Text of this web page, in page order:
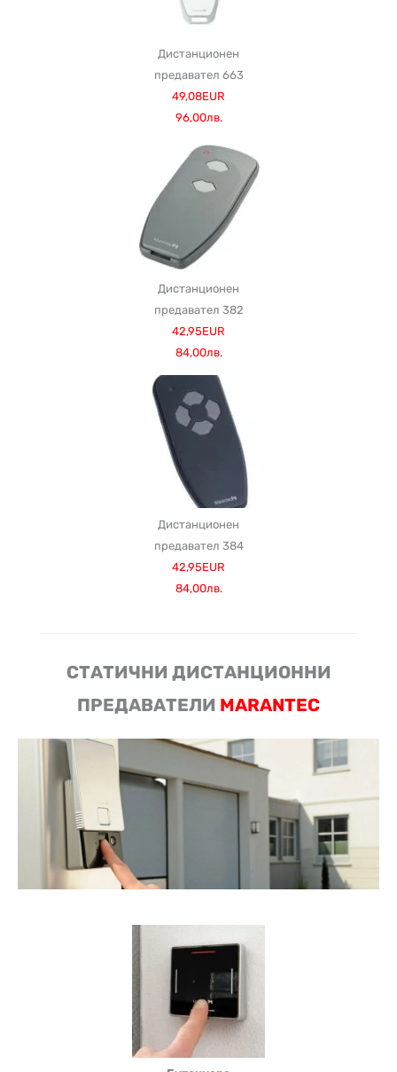
Дистанционен
предавател 663
49,08EUR
96,00лв.
Дистанционен
предавател 382
42,95EUR
84,00лв.
Дистанционен
предавател 384
42,95EUR
84,00лв.
СТАТИЧНИ ДИСТАНЦИОННИ
ПРЕДАВАТЕЛИ MARANTEC